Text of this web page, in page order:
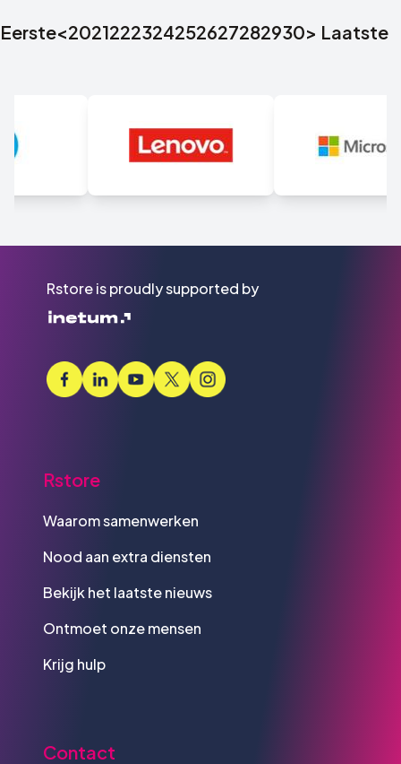
Eerste<2021222324252627282930> Laatste
Rstore is proudly supported by
Rstore
Waarom samenwerken
Nood aan extra diensten
Bekijk het laatste nieuws
Ontmoet onze mensen
Krijg hulp
Contact